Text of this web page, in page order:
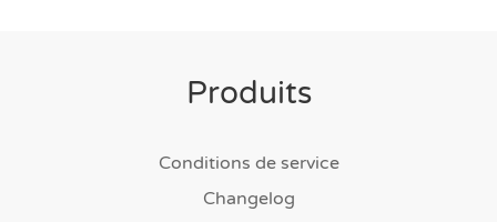
Produits
Conditions de service
Changelog